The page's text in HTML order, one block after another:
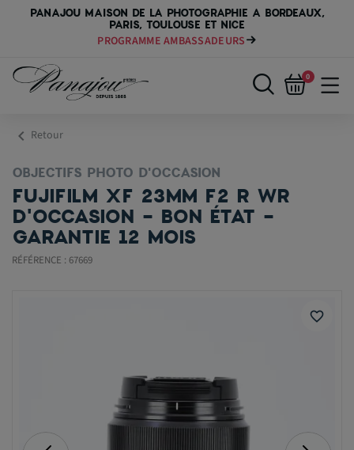
PANAJOU MAISON DE LA PHOTOGRAPHIE A BORDEAUX,
PARIS, TOULOUSE ET NICE
PROGRAMME AMBASSADEURS
0
chevron_left Retour
OBJECTIFS PHOTO D'OCCASION
FUJIFILM XF 23MM F2 R WR
D'OCCASION - BON ÉTAT -
GARANTIE 12 MOIS
RÉFÉRENCE : 67669
favorite_border